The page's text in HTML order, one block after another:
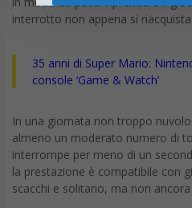
interrotto non appena si
35 anni di Super Mario:
console ‘Game & Watch’
In una giornata non troppo
almeno un moderato numero di
interrompe per meno di un
la prestazione è compatibile con
scacchi e solitario, ma non